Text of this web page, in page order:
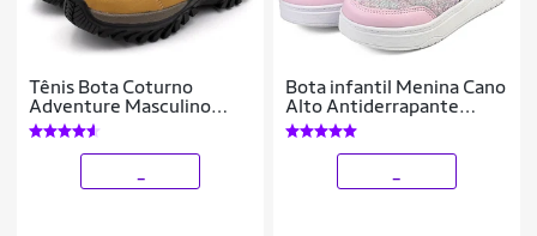
Tênis Bota Coturno
Adventure Masculino
Infantil
Bota infantil Menina Cano
Alto Antiderrapante
Feminina Inverno Colorida
Mzkid